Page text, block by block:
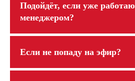
Подойдёт, если уже работаю
менеджером?
Если не попаду на эфир?